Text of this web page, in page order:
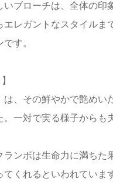
いブローチは、全体の印
エレガントなスタイルま
す。
は、その鮮やかで艶めい
一対で実る様子からも
ランボは生命力に満ちた
てくれるといわれてい